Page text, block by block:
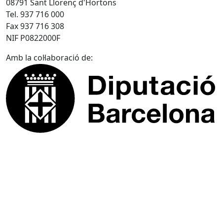
08791 Sant Llorenç d'Hortons
Tel. 937 716 000
Fax 937 716 308
NIF P0822000F
Amb la col·laboració de: